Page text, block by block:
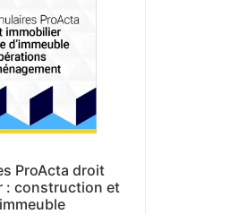
ProActa droit
: construction et